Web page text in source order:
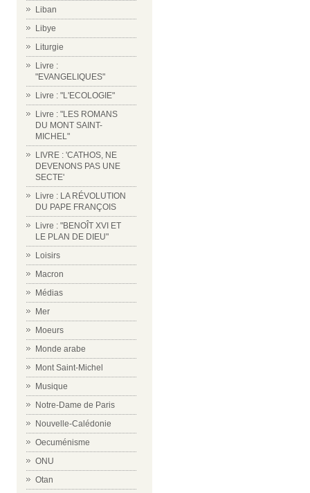
Liban
Libye
Liturgie
Livre :
"EVANGELIQUES"
Livre : "L'ECOLOGIE"
Livre : "LES ROMANS
DU MONT SAINT-
MICHEL"
LIVRE : 'CATHOS, NE
DEVENONS PAS UNE
SECTE'
Livre : LA RÉVOLUTION
DU PAPE FRANÇOIS
Livre : "BENOÎT XVI ET
LE PLAN DE DIEU"
Loisirs
Macron
Médias
Mer
Moeurs
Monde arabe
Mont Saint-Michel
Musique
Notre-Dame de Paris
Nouvelle-Calédonie
Oecuménisme
ONU
Otan